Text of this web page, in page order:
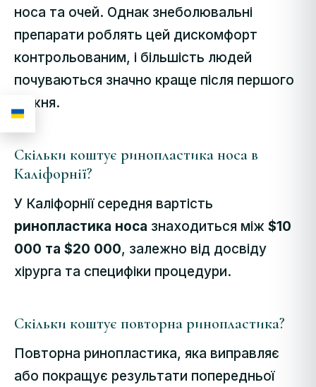
носа та очей. Однак знеболювальні
препарати роблять цей дискомфорт
контрольованим, і більшість людей
почуваються значно краще після першого
тижня.
Скільки коштує ринопластика носа в
Каліфорнії?
У Каліфорнії середня вартість
ринопластика носа знаходиться між $10
000 та $20 000, залежно від досвіду
хірурга та специфіки процедури.
Скільки коштує повторна ринопластика?
Повторна ринопластика, яка виправляє
або покращує результати попередньої